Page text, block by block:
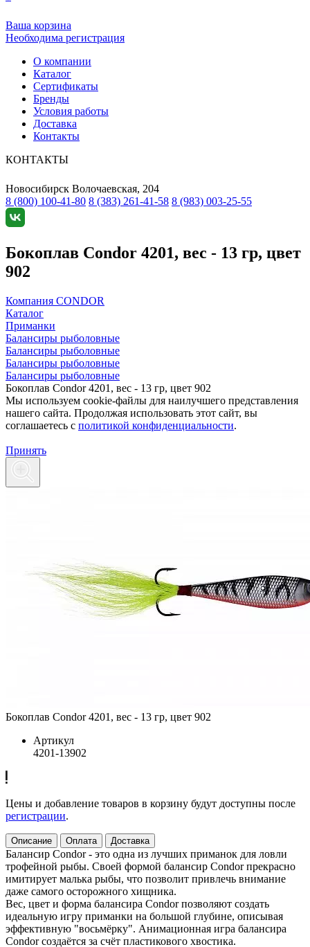
Ваша корзина
Необходима регистрация
О компании
Каталог
Сертификаты
Бренды
Условия работы
Доставка
Контакты
КОНТАКТЫ
Новосибирск Волочаевская, 204
8 (800) 100-41-80 8 (383) 261-41-58 8 (983) 003-25-55
Бокоплав Condor 4201, вес - 13 гр, цвет
902
Компания CONDOR
Каталог
Приманки
Балансиры рыболовные
Балансиры рыболовные
Балансиры рыболовные
Балансиры рыболовные
Бокоплав Condor 4201, вес - 13 гр, цвет 902
Мы используем cookie-файлы для наилучшего представления
нашего сайта. Продолжая использовать этот сайт, вы
соглашаетесь c политикой конфиденциальности.
Принять
Бокоплав Condor 4201, вес - 13 гр, цвет 902
Артикул
4201-13902
Цены и добавление товаров в корзину будут доступны после
регистрации.
Описание Оплата Доставка
Балансир Condor - это одна из лучших приманок для ловли
трофейной рыбы. Своей формой балансир Condor прекрасно
имитирует малька рыбы, что позволит привлечь внимание
даже самого осторожного хищника.
Вес, цвет и форма балансира Condor позволяют создать
идеальную игру приманки на большой глубине, описывая
эффективную "восьмёрку". Анимационная игра балансира
Condor создаётся за счёт пластикового хвостика.